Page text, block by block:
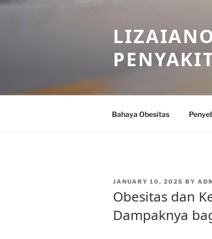
Skip
Bahaya Obesitas
POSTED
JANUARY 10, 2025 BY
Obesitas dan
Dampaknya